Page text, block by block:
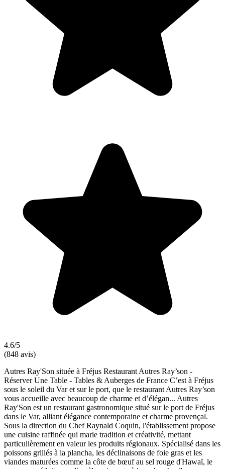
4.6/5
(848 avis)
Autres Ray'Son située à Fréjus Restaurant Autres Ray’son -
Réserver Une Table - Tables & Auberges de France C’est à Fréjus
sous le soleil du Var et sur le port, que le restaurant Autres Ray’son
vous accueille avec beaucoup de charme et d’élégan... Autres
Ray'Son est un restaurant gastronomique situé sur le port de Fréjus
dans le Var, alliant élégance contemporaine et charme provençal.
Sous la direction du Chef Raynald Coquin, l'établissement propose
une cuisine raffinée qui marie tradition et créativité, mettant
particulièrement en valeur les produits régionaux. Spécialisé dans les
poissons grillés à la plancha, les déclinaisons de foie gras et les
viandes maturées comme la côte de bœuf au sel rouge d'Hawaï, le